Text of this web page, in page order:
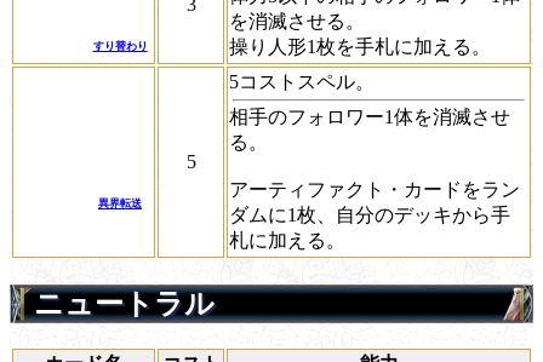
すり替わり
を消滅させる。
操り人形1枚を手札に加える。
異界転送
5
5コストスペル。
相手のフォロワー1体を消滅させ
る。
アーティファクト・カードをラン
ダムに1枚、自分のデッキから手
札に加える。
ニュートラル